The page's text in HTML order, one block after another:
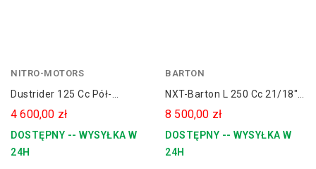
NITRO-MOTORS
czerwony
zielony
szary
Dustrider 125 Cc Pół-
Automat Quad Spalinowy
KOŁA 8
4 600,00 zł
DOSTĘPNY -- WYSYŁKA W
24H
BARTON
NXT-Barton L 250 Cc 21/18"
PIT BIKE - CROSS -
MOTOCYKL XL
8 500,00 zł
DOSTĘPNY -- WYSYŁKA W
24H